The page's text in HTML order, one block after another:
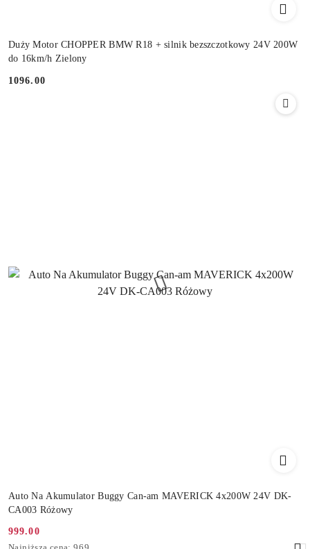
Duży Motor CHOPPER BMW R18 + silnik bezszczotkowy 24V 200W
do 16km/h Zielony
Cena:
1096.00
Auto Na Akumulator Buggy Can-am MAVERICK 4x200W 24V DK-
CA003 Różowy
Cena
999.00
Najniższa